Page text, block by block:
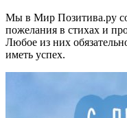
Мы в Мир Позитива.ру
пожелания в стихах и
Любое из них
иметь успех.